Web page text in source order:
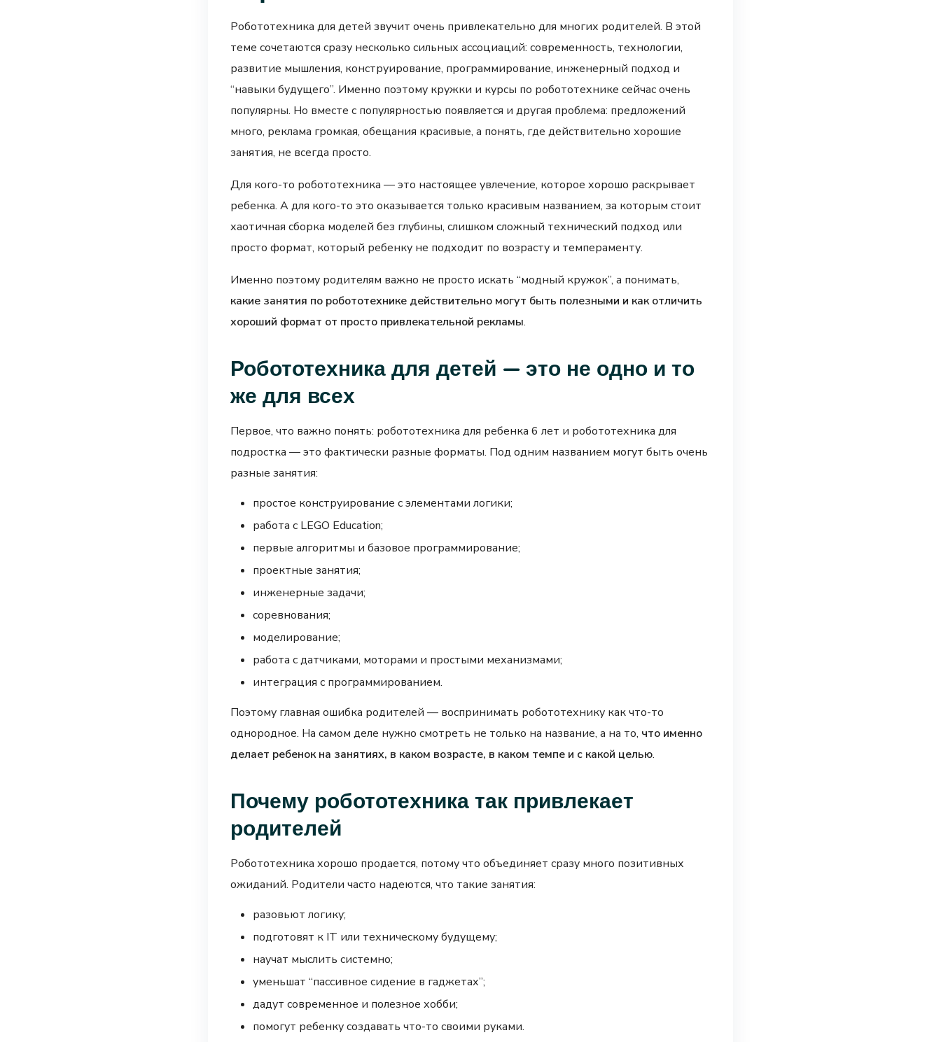
Робототехника для детей звучит очень привлекательно для многих родителей. В этой
теме сочетаются сразу несколько сильных ассоциаций: современность, технологии,
развитие мышления, конструирование, программирование, инженерный подход и
“навыки будущего”. Именно поэтому кружки и курсы по робототехнике сейчас очень
популярны. Но вместе с популярностью появляется и другая проблема: предложений
много, реклама громкая, обещания красивые, а понять, где действительно хорошие
занятия, не всегда просто.
Для кого-то робототехника — это настоящее увлечение, которое хорошо раскрывает
ребенка. А для кого-то это оказывается только красивым названием, за которым стоит
хаотичная сборка моделей без глубины, слишком сложный технический подход или
просто формат, который ребенку не подходит по возрасту и темпераменту.
Именно поэтому родителям важно не просто искать “модный кружок”, а понимать,
какие занятия по робототехнике действительно могут быть полезными и как отличить
хороший формат от просто привлекательной рекламы.
Робототехника для детей — это не одно и то
же для всех
Первое, что важно понять: робототехника для ребенка 6 лет и робототехника для
подростка — это фактически разные форматы. Под одним названием могут быть очень
разные занятия:
простое конструирование с элементами логики;
работа с LEGO Education;
первые алгоритмы и базовое программирование;
проектные занятия;
инженерные задачи;
соревнования;
моделирование;
работа с датчиками, моторами и простыми механизмами;
интеграция с программированием.
Поэтому главная ошибка родителей — воспринимать робототехнику как что-то
однородное. На самом деле нужно смотреть не только на название, а на то, что именно
делает ребенок на занятиях, в каком возрасте, в каком темпе и с какой целью.
Почему робототехника так привлекает
родителей
Робототехника хорошо продается, потому что объединяет сразу много позитивных
ожиданий. Родители часто надеются, что такие занятия:
разовьют логику;
подготовят к IT или техническому будущему;
научат мыслить системно;
уменьшат “пассивное сидение в гаджетах”;
дадут современное и полезное хобби;
помогут ребенку создавать что-то своими руками.